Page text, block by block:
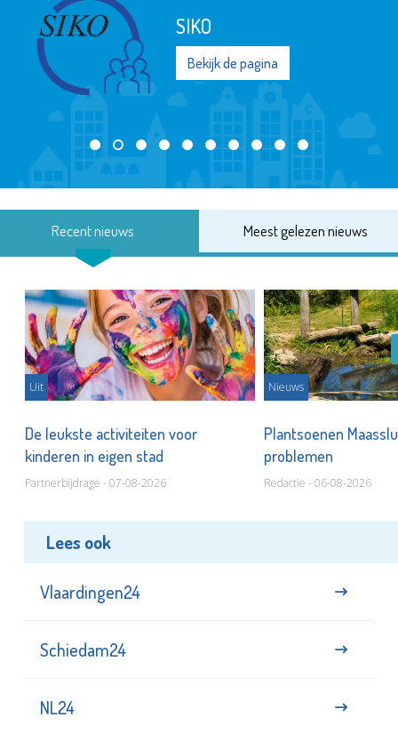
SIKO
Bekijk de pagina
Recent nieuws Meest gelezen nieuws
Uit
De leukste activiteiten voor
kinderen in eigen stad
Partnerbijdrage - 07-08-2026
Nieuws
Plantsoenen
problemen
Redactie - 06-08-2026
Lees ook
Vlaardingen24
Schiedam24
NL24